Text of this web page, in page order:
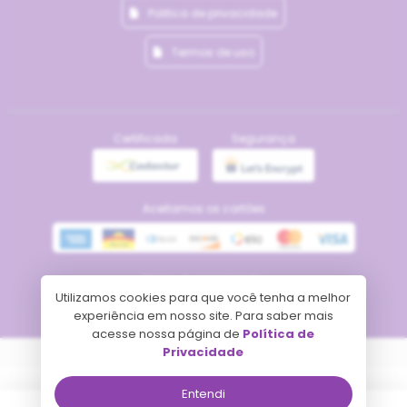
Politica de privacidade
Termos de uso
Certificada Segurança
Aceitamos os cartões
Meios de pagamento
Tecnologia
Utilizamos cookies para que você tenha a melhor
experiência em nosso site. Para saber mais
acesse nossa página de Política de
Privacidade
Entendi